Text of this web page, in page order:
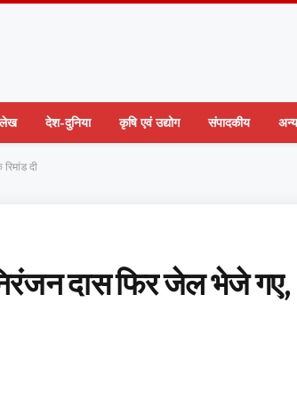
लेख देश-दुनिया कृषि एवं उद्योग संपादकीय अन्य
दी
दास फिर जेल भेजे गए,